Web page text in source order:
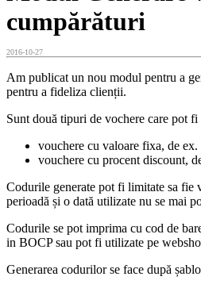
cumpărături
2016-10-27
Am publicat un nou modul pentru a
pentru a fideliza clienții.
Sunt două tipuri de vochere care pot fi
vouchere cu valoare fixa, de
vouchere cu procent discount,
Codurile generate pot fi limitate sa fie
perioadă și o dată utilizate nu se mai
Codurile se pot imprima cu cod de
in BOCP sau pot fi utilizate pe
Generarea codurilor se face după